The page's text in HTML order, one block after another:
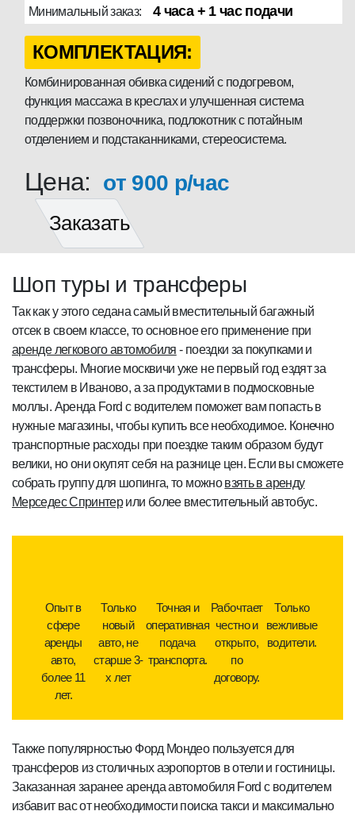
Минимальный заказ: 4 часа + 1 час подачи
КОМПЛЕКТАЦИЯ:
Комбинированная обивка сидений с подогревом,
функция массажа в креслах и улучшенная система
поддержки позвоночника, подлокотник с потайным
отделением и подстаканниками, стереосистема.
Цена: от 900 р/час
Заказать
Шоп туры и трансферы
Так как у этого седана самый вместительный багажный
отсек в своем классе, то основное его применение при
аренде легкового автомобиля - поездки за покупками и
трансферы. Многие москвичи уже не первый год ездят за
текстилем в Иваново, а за продуктами в подмосковные
моллы. Аренда Ford с водителем поможет вам попасть в
нужные магазины, чтобы купить все необходимое. Конечно
транспортные расходы при поездке таким образом будут
велики, но они окупят себя на разнице цен. Если вы сможете
собрать группу для шопинга, то можновзять в аренду
Мерседес Спринтерили более вместительный автобус.
Опыт в
сфере
аренды
авто,
более 11
лет.
Только
новый
авто, не
старше 3-
х лет
Точная и
оперативная
подача
транспорта.
Рабочтает
честно и
открыто,
по
договору.
Только
вежливые
водители.
Также популярностью Форд Мондео пользуется для
трансферов из столичных аэропортов в отели и гостиницы.
Заказанная заранее аренда автомобиля Ford с водителем
избавит вас от необходимости поиска такси и максимально